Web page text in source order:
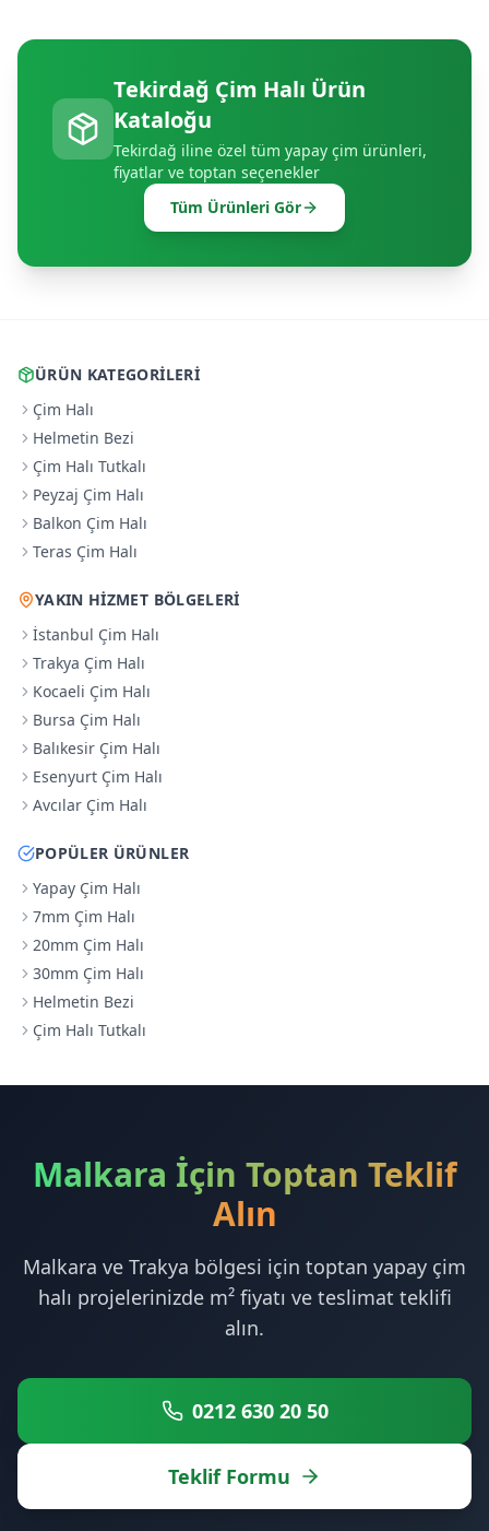
Tekirdağ Çim Halı Ürün
Kataloğu
Tekirdağ iline özel tüm yapay çim ürünleri,
fiyatlar ve toptan seçenekler
Tüm Ürünleri Gör
ÜRÜN KATEGORILERI
Çim Halı
Helmetin Bezi
Çim Halı Tutkalı
Peyzaj Çim Halı
Balkon Çim Halı
Teras Çim Halı
YAKIN HIZMET BÖLGELERI
İstanbul Çim Halı
Trakya Çim Halı
Kocaeli Çim Halı
Bursa Çim Halı
Balıkesir Çim Halı
Esenyurt Çim Halı
Avcılar Çim Halı
POPÜLER ÜRÜNLER
Yapay Çim Halı
7mm Çim Halı
20mm Çim Halı
30mm Çim Halı
Helmetin Bezi
Çim Halı Tutkalı
Malkara İçin Toptan Teklif
Alın
Malkara ve Trakya bölgesi için toptan yapay çim
halı projelerinizde m² fiyatı ve teslimat teklifi
alın.
0212 630 20 50
Teklif Formu